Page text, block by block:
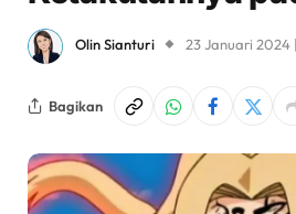
Olin Sianturi 23 Januari 2024
Bagikan